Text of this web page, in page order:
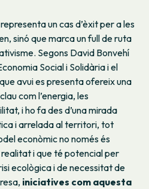
un cas d’èxit per a les
sinó que marca un full de ruta
Segons David Bonvehí
Social i Solidària i el
avui es presenta ofereix una
com l’energia, les
i ho fa des d’una mirada
i arrelada al territori, tot
econòmic no només és
realitat i que té potencial per
ecològica i de necessitat de
iniciatives com aquesta